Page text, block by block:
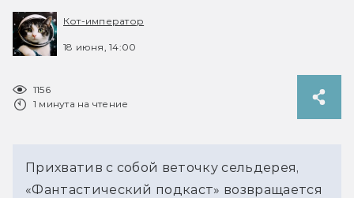
Кот-император
18 июня, 14:00
1156
1 минута на чтение
Прихватив с собой веточку сельдерея,
«Фантастический подкаст» возвращается